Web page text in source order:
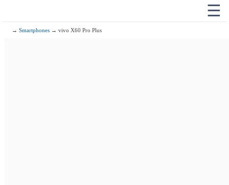
☰
→Smartphones → vivo X60 Pro Plus